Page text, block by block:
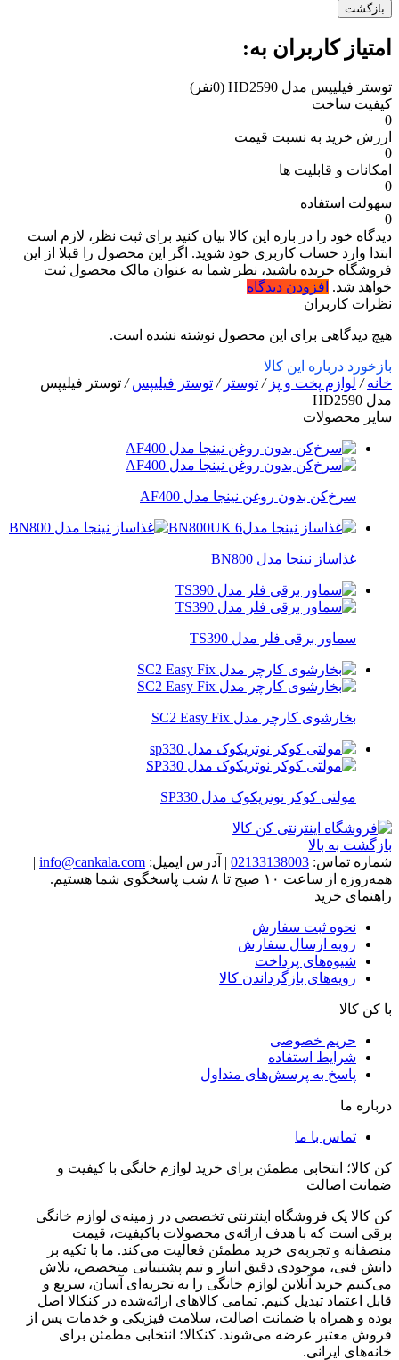
بازگشت
امتیاز کاربران به:
توستر فیلیپس مدل HD2590
(0نفر)
کیفیت ساخت
0
ارزش خرید به نسبت قیمت
0
امکانات و قابلیت ها
0
سهولت استفاده
0
دیدگاه خود را در باره این کالا بیان کنید برای ثبت نظر، لازم است
ابتدا وارد حساب کاربری خود شوید. اگر این محصول را قبلا از این
فروشگاه خریده باشید، نظر شما به عنوان مالک محصول ثبت
خواهد شد. افزودن دیدگاه
نظرات کاربران
هیچ دیدگاهی برای این محصول نوشته نشده است.
بازخورد درباره این کالا
خانه/ لوازم پخت و پز / توستر / توستر فیلیپس/ توستر فیلیپس
مدل HD2590
سایر محصولات
سرخ‌کن بدون روغن نینجا مدل AF400
غذاساز نینجا مدل BN800
سماور برقی فلر مدل TS390
بخارشوی کارچر مدل SC2 Easy Fix
مولتی کوکر نوتریکوک مدل SP330
بازگشت به بالا
شماره تماس: 02133138003
| آدرس ایمیل: info@cankala.com
|
همه‌روزه از ساعت ۱۰ صبح تا ۸ شب پاسخگوی شما هستیم.
راهنمای خرید
نحوه ثبت سفارش
رویه ارسال سفارش
شیوه‌های پرداخت
رویه‌های بازگرداندن کالا
با کن کالا
حریم خصوصی
شرایط استفاده
پاسخ به پرسش‌های متداول
درباره ما
تماس با ما
کن کالا؛ انتخابی مطمئن برای خرید لوازم خانگی با کیفیت و
ضمانت اصالت
کن کالا یک فروشگاه اینترنتی تخصصی در زمینه‌ی لوازم خانگی
برقی است که با هدف ارائه‌ی محصولات باکیفیت، قیمت
منصفانه و تجربه‌ی خرید مطمئن فعالیت می‌کند. ما با تکیه بر
دانش فنی، موجودی دقیق انبار و تیم پشتیبانی متخصص، تلاش
می‌کنیم خرید آنلاین لوازم خانگی را به تجربه‌ای آسان، سریع و
قابل اعتماد تبدیل کنیم. تمامی کالاهای ارائه‌شده در کنکالا اصل
بوده و همراه با ضمانت اصالت، سلامت فیزیکی و خدمات پس از
فروش معتبر عرضه می‌شوند. کنکالا؛ انتخابی مطمئن برای
خانه‌های ایرانی.